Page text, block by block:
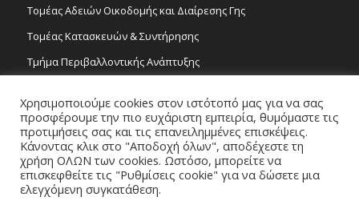
Τομέας Αδειών Οικοδομής και Διαίρεσης Γης
Τομέας Κατασκευών & Συντήρησης
Τμήμα Περιβαλλοντικής Ανάπτυξης
Τομέας Γραμμάτων και Τεχνών
Τροχονομία
Χρησιμοποιούμε cookies στον ιστότοπό μας για να σας
προσφέρουμε την πιο ευχάριστη εμπειρία, θυμόμαστε τις
προτιμήσεις σας και τις επανειλημμένες επισκέψεις.
Κάνοντας κλικ στο "Αποδοχή όλων", αποδέχεστε τη
χρήση ΟΛΩΝ των cookies. Ωστόσο, μπορείτε να
επισκεφθείτε τις "Ρυθμίσεις cookie" για να δώσετε μια
ελεγχόμενη συγκατάθεση.